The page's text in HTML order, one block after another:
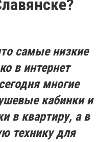
самые низкие
в интернет
многие
кабинки и
в квартиру, а в
технику для